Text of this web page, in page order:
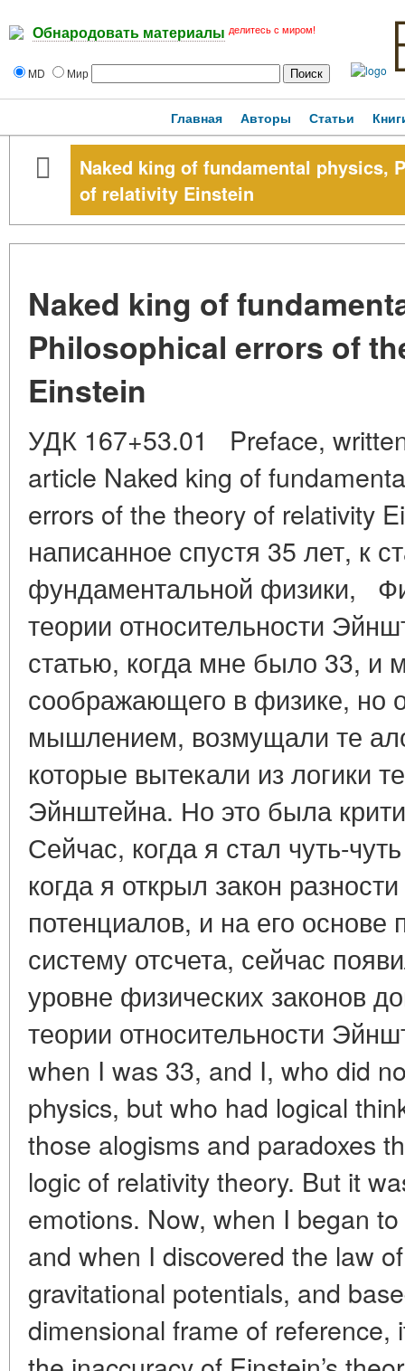
Обнародовать материалы делитесь с миром!
MD Мир
Главная Авторы Статьи
Naked king of fundamental physics,
of relativity Einstein
Naked king of
Philosophical errors of
Einstein
УДК 167+53.01 Preface,
article Naked king of
errors of the theory of relativity
написанное спустя 35 лет, к
фундаментальной физики,
теории относительности
статью, когда мне было 33, и
соображающего в физике, но
мышлением, возмущали те
которые вытекали из логики
Эйнштейна. Но это была
Сейчас, когда я стал чуть-
когда я открыл закон
потенциалов, и на его
систему отсчета, сейчас
уровне физических законов
теории относительности
when I was 33, and I, who did
physics, but who had logical
those alogisms and paradoxes
logic of relativity theory. But it
emotions. Now, when I began
and when I discovered the law
gravitational potentials, and
dimensional frame of reference,